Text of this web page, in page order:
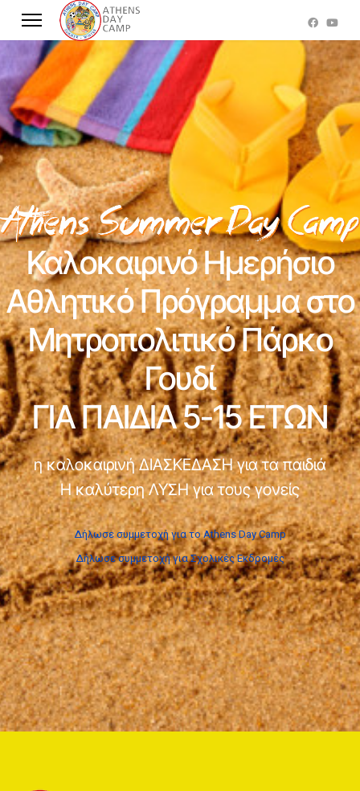
Καλοκαιρινό Ημερήσιο
Αθλητικό Πρόγραμμα στο
Μητροπολιτικό Πάρκο
Γουδί
ΓΙΑ ΠΑΙΔΙΑ 5-15 ΕΤΩΝ
η καλοκαιρινή ΔΙΑΣΚΕΔΑΣΗ για τα παιδιά
Η καλύτερη ΛΥΣΗ για τους γονείς
Δήλωσε συμμετοχή για το Athens Day Camp
Δήλωσε συμμετοχή για Σχολικές Εκδρομές